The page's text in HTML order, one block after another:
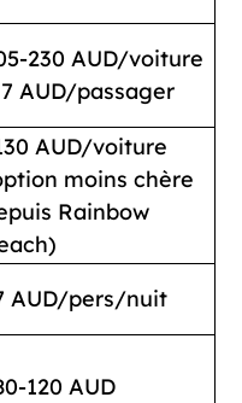
230 AUD/voiture
AUD/passager
AUD/voiture
moins chère
Rainbow
AUD/pers/nuit
120 AUD